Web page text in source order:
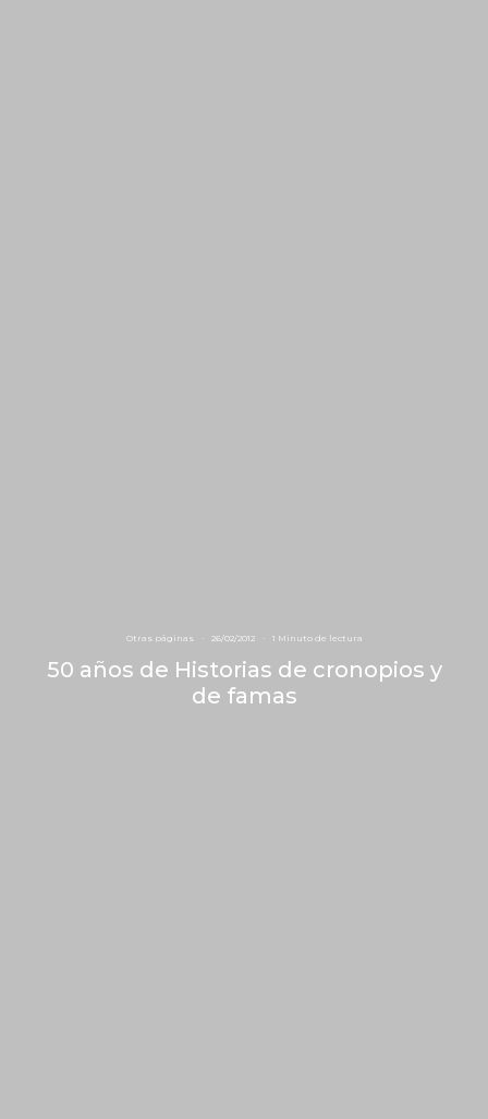
Otras páginas 26/02/2012 1 Minuto de lectura
50 años de Historias de cronopios y
de famas